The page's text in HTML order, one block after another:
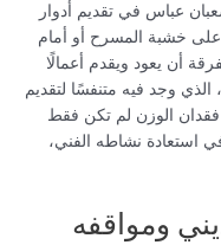
عباس في تقديم أدوار
على خشبة المسرح أو أمام
أن يعود ويقدم أعمالًا
وجد فيه متنفسًا لتقديم
فقدان الوزن لم تكن فقط
استعادة نشاطه الفني،
ومواقفه